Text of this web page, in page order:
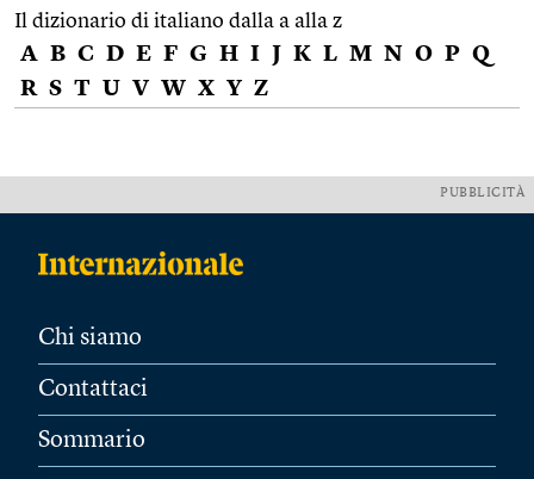
Il dizionario di italiano dalla a alla z
A B C D E F G H I J K L M N O P Q
R S T U V W X Y Z
PUBBLICITÀ
Chi siamo
Contattaci
Sommario